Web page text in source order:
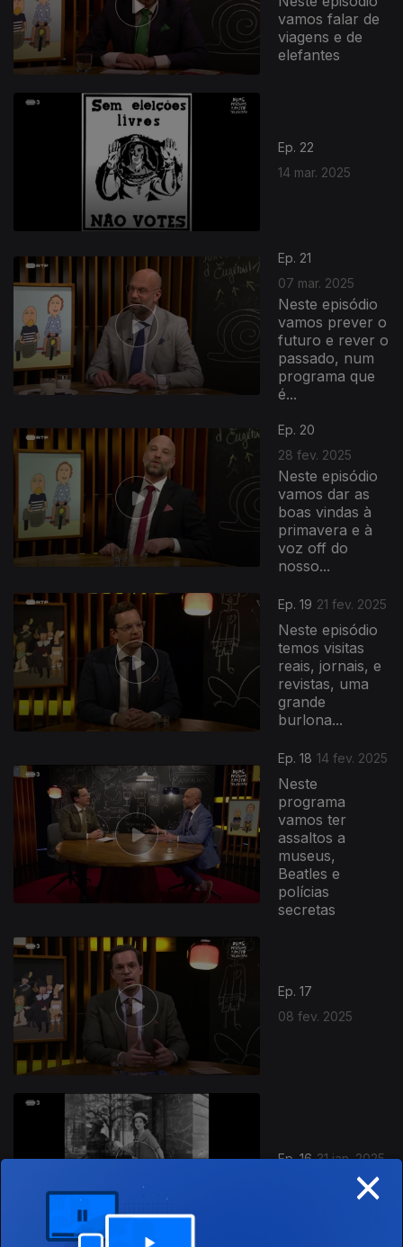
vamos falar de
viagens e de
elefantes
Ep. 22
14 mar. 2025
Ep. 21
07 mar. 2025
Neste episódio
vamos prever o
futuro e rever o
passado, num
programa que
é...
Ep. 20
28 fev. 2025
Neste episódio
vamos dar as
boas vindas à
primavera e à
voz off do
nosso...
Ep. 19 21 fev. 2025
Neste episódio
temos visitas
reais, jornais, e
revistas, uma
grande
burlona...
831491
Ep. 18 14 fev. 2025
Neste
programa
vamos ter
assaltos a
museus,
Beatles e
polícias
secretas
Ep. 17
08 fev. 2025
Ep. 16 31 jan. 2025
×